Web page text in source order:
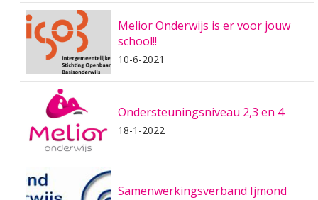
Melior Onderwijs is er voor jouw
school!!
10-6-2021
Ondersteuningsniveau 2,3 en 4
18-1-2022
Samenwerkingsverband Ijmond